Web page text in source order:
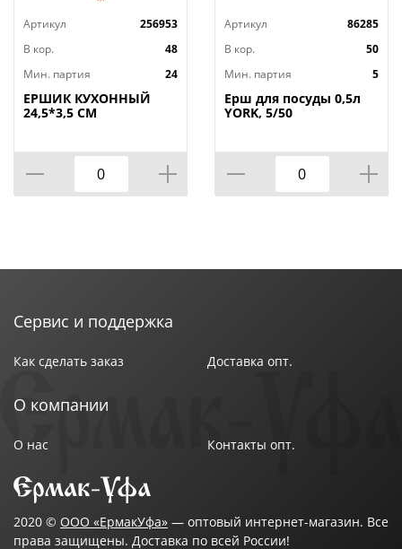
Артикул
256953
В кор.
48
Мин. партия
24
ЕРШИК КУХОННЫЙ
24,5*3,5 СМ
Артикул
86285
В кор.
50
Мин. партия
5
Ерш для посуды 0,5л
YORK, 5/50
Сервис и поддержка
Как сделать заказ Доставка опт.
О компании
О нас Контакты опт.
2020 © ООО «ЕрмакУфа» — оптовый интернет-магазин. Все
права защищены. Доставка по всей России!